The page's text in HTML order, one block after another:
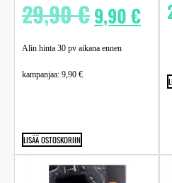
29,90€9,90€
Alin hinta 30 pv aikana ennen
kampanjaa: 9,90 €
LISÄÄ OSTOSKORIIN